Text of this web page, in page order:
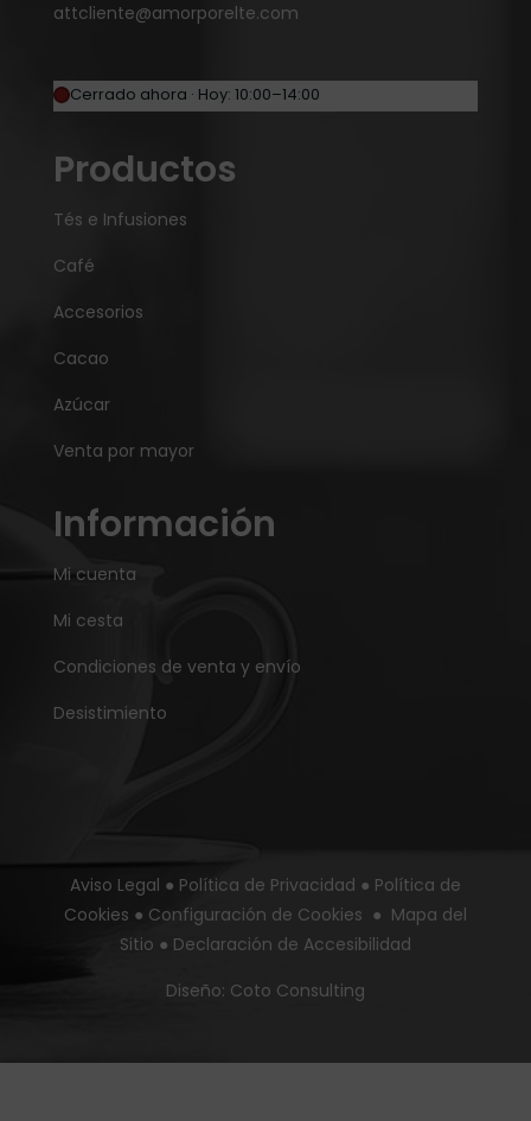
attcliente@amorporelte.com
Cerrado ahora · Hoy: 10:00–14:00
Productos
Tés e Infusiones
Café
Accesorios
Cacao
Azúcar
Venta por mayor
Información
Mi cuenta
Mi cesta
Condiciones de venta y envío
Desistimiento
Aviso Legal ● Política de Privacidad ● Política de
Cookies ● Configuración de Cookies ● Mapa del
Sitio ● Declaración de Accesibilidad
Diseño: Coto Consulting